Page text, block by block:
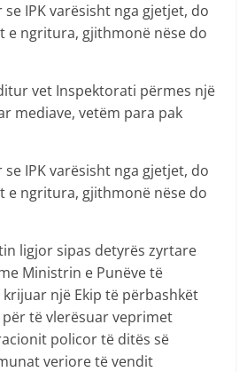
IPK varësisht nga gjetjet, do
e ngritura, gjithmonë nëse do
vet Inspektorati përmes një
mediave, vetëm para pak
IPK varësisht nga gjetjet, do
e ngritura, gjithmonë nëse do
ligjor sipas detyrës zyrtare
Ministrin e Punëve të
krijuar një Ekip të përbashkët
të vlerësuar veprimet
policor të ditës së
veriore të vendit